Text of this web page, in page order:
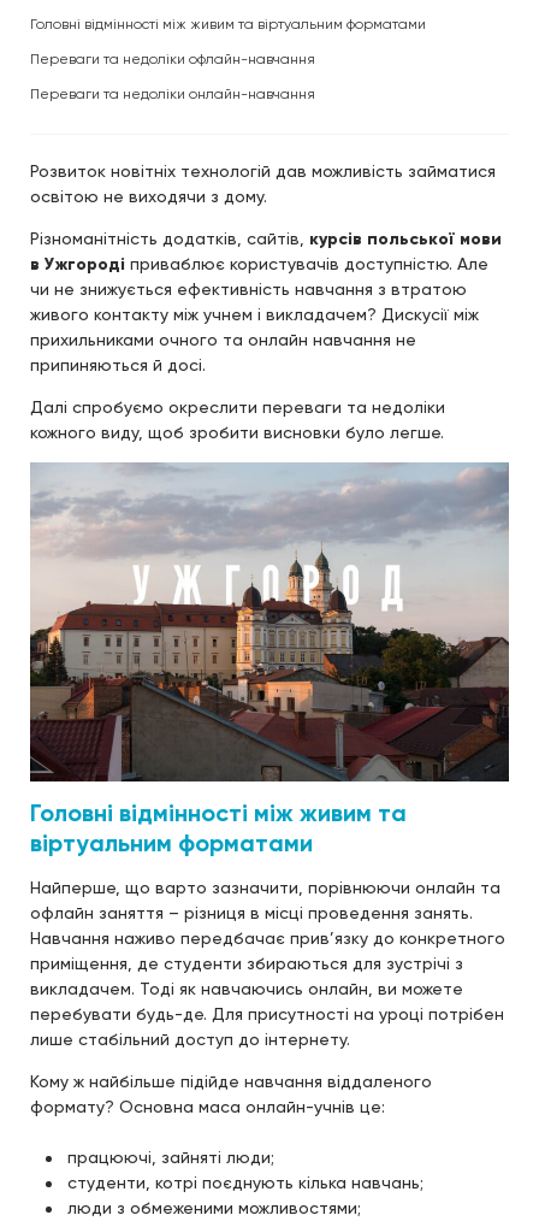
Головні відмінності між живим та віртуальним форматами
Переваги та недоліки офлайн-навчання
Переваги та недоліки онлайн-навчання
Розвиток новітніх технологій дав можливість займатися
освітою не виходячи з дому.
Різноманітність додатків, сайтів, курсів польської мови
в Ужгороді приваблює користувачів доступністю. Але
чи не знижується ефективність навчання з втратою
живого контакту між учнем і викладачем? Дискусії між
прихильниками очного та онлайн навчання не
припиняються й досі.
Далі спробуємо окреслити переваги та недоліки
кожного виду, щоб зробити висновки було легше.
Головні відмінності між живим та
віртуальним форматами
Найперше, що варто зазначити, порівнюючи онлайн та
офлайн заняття – різниця в місці проведення занять.
Навчання наживо передбачає прив’язку до конкретного
приміщення, де студенти збираються для зустрічі з
викладачем. Тоді як навчаючись онлайн, ви можете
перебувати будь-де. Для присутності на уроці потрібен
лише стабільний доступ до інтернету.
Кому ж найбільше підійде навчання віддаленого
формату? Основна маса онлайн-учнів це:
працюючі, зайняті люди;
студенти, котрі поєднують кілька навчань;
люди з обмеженими можливостями;